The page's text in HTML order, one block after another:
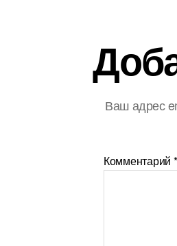
Ваш адрес
Комментарий *